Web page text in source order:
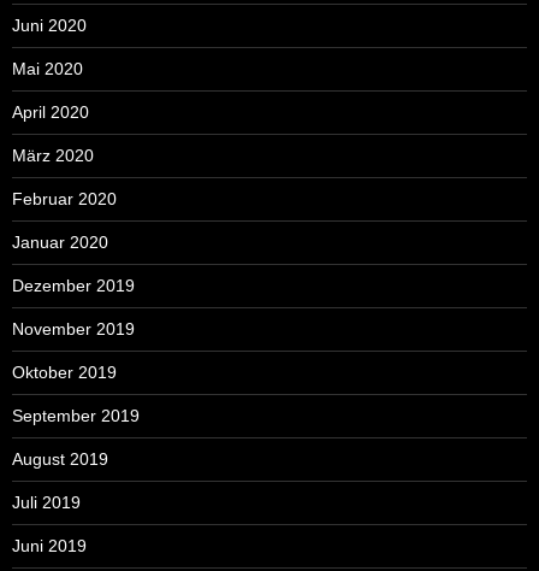
Juni 2020
Mai 2020
April 2020
März 2020
Februar 2020
Januar 2020
Dezember 2019
November 2019
Oktober 2019
September 2019
August 2019
Juli 2019
Juni 2019